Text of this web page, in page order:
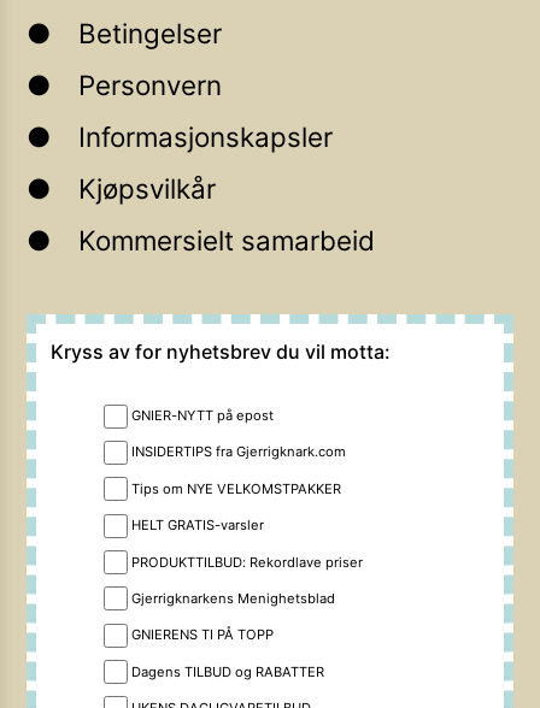
Betingelser
Personvern
Informasjonskapsler
Kjøpsvilkår
Kommersielt samarbeid
Kryss av for nyhetsbrev du vil motta:
GNIER-NYTT på epost
INSIDERTIPS fra Gjerrigknark.com
Tips om NYE VELKOMSTPAKKER
HELT GRATIS-varsler
PRODUKTTILBUD: Rekordlave priser
Gjerrigknarkens Menighetsblad
GNIERENS TI PÅ TOPP
Dagens TILBUD og RABATTER